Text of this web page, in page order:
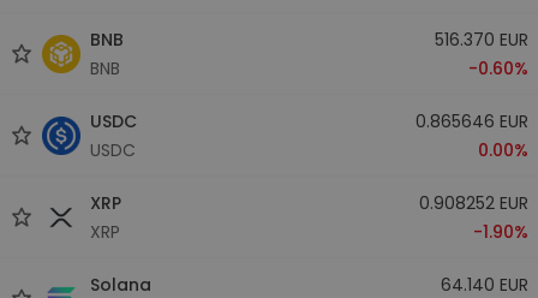
BNB
BNB
516.370 EUR
-0.60%
USDC
USDC
0.865646 EUR
0.00%
XRP
XRP
0.908252 EUR
-1.90%
Solana
64.140 EUR